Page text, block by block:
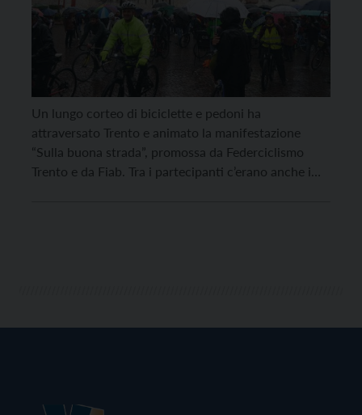
Un lungo corteo di biciclette e pedoni ha
attraversato Trento e animato la manifestazione
“Sulla buona strada”, promossa da Federciclismo
Trento e da Fiab. Tra i partecipanti c’erano anche i